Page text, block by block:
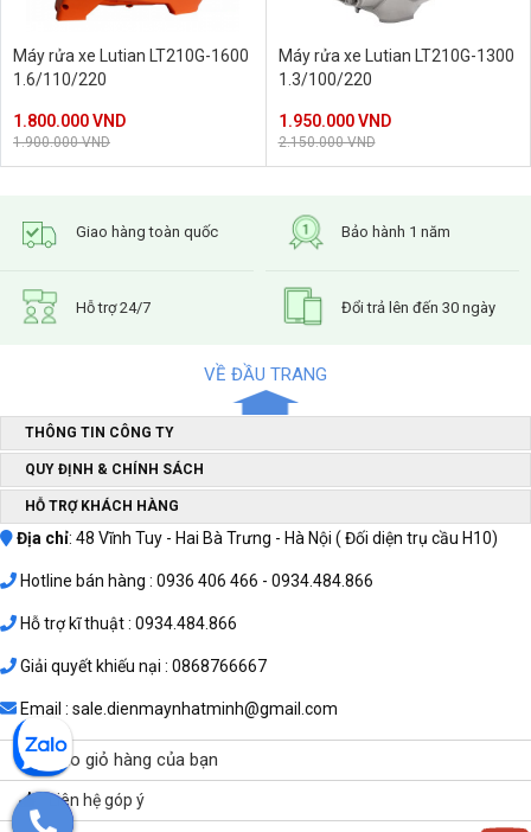
Máy rửa xe Lutian LT210G-1600
1.6/110/220
1.800.000 VND
1.900.000 VND
Máy rửa xe Lutian LT210G-1300
1.3/100/220
1.950.000 VND
2.150.000 VND
Giao hàng toàn quốc Bảo hành 1 năm
Hỗ trợ 24/7 Đổi trả lên đến 30 ngày
VỀ ĐẦU TRANG
THÔNG TIN CÔNG TY
QUY ĐỊNH & CHÍNH SÁCH
HỖ TRỢ KHÁCH HÀNG
Địa chỉ: 48 Vĩnh Tuy - Hai Bà Trưng - Hà Nội ( Đối diện trụ cầu H10)
Hotline bán hàng : 0936 406 466 - 0934.484.866
Hỗ trợ kĩ thuật : 0934.484.866
Giải quyết khiếu nại : 0868766667
Email : sale.dienmaynhatminh@gmail.com
Vào giỏ hàng của bạn
Liên hệ góp ý